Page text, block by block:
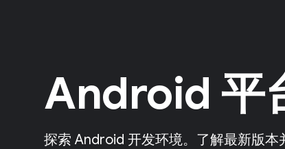
Android 平
探索 Android 开发环境。了解最新版